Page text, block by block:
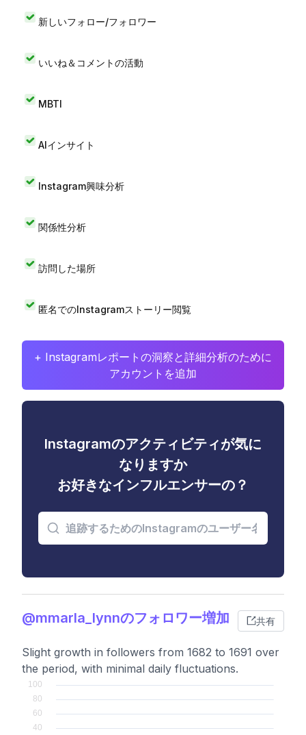
新しいフォロー/フォロワー
いいね＆コメントの活動
MBTI
AIインサイト
Instagram興味分析
関係性分析
訪問した場所
匿名でのInstagramストーリー閲覧
+ Instagramレポートの洞察と詳細分析のために
アカウントを追加
Instagramのアクティビティが気に
なりますか
お好きなインフルエンサーの？
@mmarla_lynnのフォロワー増加 共有
Slight growth in followers from 1682 to 1691 over
the period, with minimal daily fluctuations.